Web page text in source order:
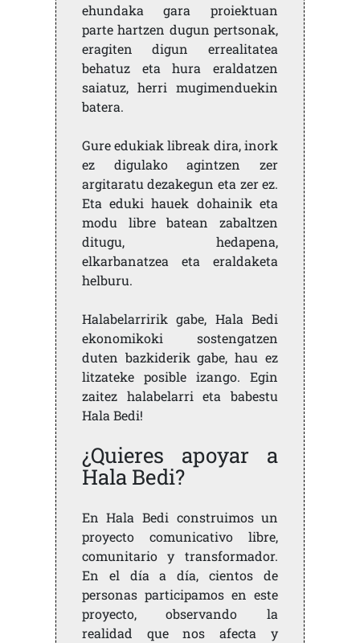
ehundaka gara proiektuan
parte hartzen dugun pertsonak,
eragiten digun errealitatea
behatuz eta hura eraldatzen
saiatuz, herri mugimenduekin
batera.
Gure edukiak libreak dira, inork
ez digulako agintzen zer
argitaratu dezakegun eta zer ez.
Eta eduki hauek dohainik eta
modu libre batean zabaltzen
ditugu, hedapena,
elkarbanatzea eta eraldaketa
helburu.
Halabelarririk gabe, Hala Bedi
ekonomikoki sostengatzen
duten bazkiderik gabe, hau ez
litzateke posible izango. Egin
zaitez halabelarri eta babestu
Hala Bedi!
¿Quieres apoyar a
Hala Bedi?
En Hala Bedi construimos un
proyecto comunicativo libre,
comunitario y transformador.
En el día a día, cientos de
personas participamos en este
proyecto, observando la
realidad que nos afecta y